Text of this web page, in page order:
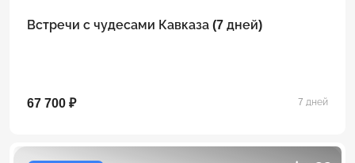
Встречи с чудесами Кавказа (7 дней)
67 700 ₽ 7 дней